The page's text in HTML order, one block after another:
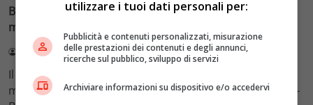
Blasi vs Totti: il giudice riduce l’assegno di
mantenimento a 10.900 euro
Redazione VelvetMAG 4 Agosto 2026
Il Tribunale di Roma ha fissato l'assegno di
mantenimento figli a 10.900 euro mensili nel caso Totti-
utilizzare i tuoi dati personali per:
Pubblicità e contenuti personalizzati, misurazione
delle prestazioni dei contenuti e degli annunci,
ricerche sul pubblico, sviluppo di servizi
Archiviare informazioni su dispositivo e/o accedervi